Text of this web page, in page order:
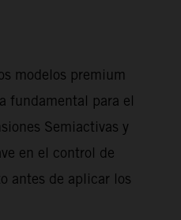
modelos premium
fundamental para el
Semiactivas y
en el control de
antes de aplicar los